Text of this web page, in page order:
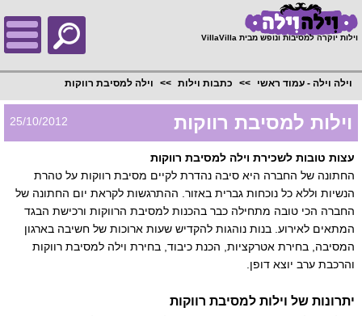
וילות יוקרה למסיבות ונופש מבית VillaVilla
וילה וילה - עמוד ראשי כתבות וילות וילה למסיבת רווקות
וילות למסיבת רווקות 25/10/2012
עצות טובות לשכירת וילה למסיבת רווקות
החתונה של החברה היא סיבה נהדרת לקיים מסיבת רווקות על טהרת
הנשיות וללא כל נוכחות גברית באזור. ההתרגשות לקראת יום החתונה של
החברה הכי טובה מתחילה כבר בהכנות למסיבת הרווקות ורכישת הבגד
המתאים לאירוע. בנות נוהגות להקדיש שעות ארוכות של חשיבה בארגון
המסיבה, בחירת אטרקציות, הכנת כיבוד, בחירת וילה למסיבת רווקות
והרכבת ערב יוצא דופן.
יתרונות של וילות למסיבת רווקות